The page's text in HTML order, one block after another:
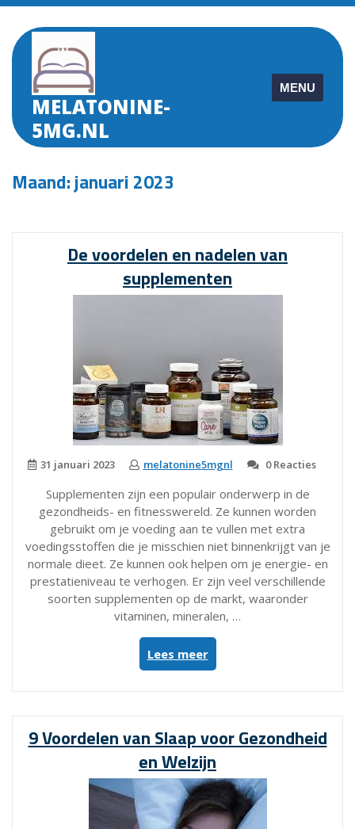
Skip
content
MELATONINE-
5MG.NL
MENU
Maand:januari 2023
De voordelen en nadelen van
supplementen
31 januari 2023 melatonine5mgnl 0 Reacties
Supplementen zijn een populair onderwerp in de
gezondheids- en fitnesswereld. Ze kunnen worden
gebruikt om je voeding aan te vullen met extra
voedingsstoffen die je misschien niet binnenkrijgt van je
normale dieet. Ze kunnen ook helpen om je energie- en
prestatieniveau te verhogen. Er zijn veel verschillende
soorten supplementen op de markt, waaronder
vitaminen, mineralen, …
Lees meer“De
voordelen
en
supplementen”
9 Voordelen van Slaap voor Gezondheid
en Welzijn